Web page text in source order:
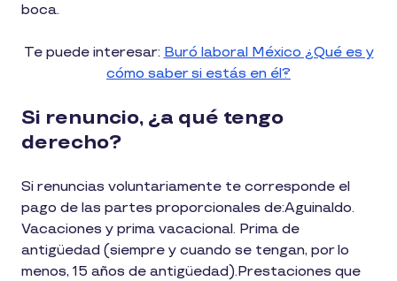
boca.
Te puede interesar: Buró laboral México ¿Qué es y
cómo saber si estás en él?
Si renuncio, ¿a qué tengo
derecho?
Si renuncias voluntariamente te corresponde el
pago de las partes proporcionales de:Aguinaldo.
Vacaciones y prima vacacional. Prima de
antigüedad (siempre y cuando se tengan, por lo
menos, 15 años de antigüedad).Prestaciones que